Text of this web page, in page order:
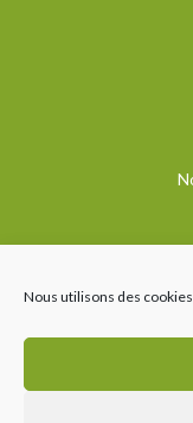
Nous utilisons des